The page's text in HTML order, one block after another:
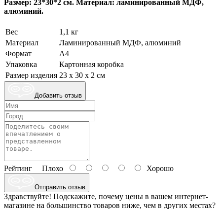
Размер: 23*30*2 см. Материал: ламинированный МДФ,
алюминий.
Вес
1,1 кг
Материал
Ламинированный МДФ, алюминий
Формат
А4
Упаковка
Картонная коробка
Размер изделия 23 х 30 x 2 cм
Добавить отзыв
Рейтинг Плохо Хорошо
Отправить отзыв
Здравствуйте! Подскажите, почему цены в вашем интернет-
магазине на большинство товаров ниже, чем в других местах?